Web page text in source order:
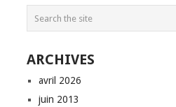
ARCHIVES
avril 2026
juin 2013